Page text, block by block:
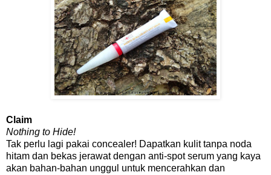
Claim
Nothing to Hide!
Tak perlu lagi pakai concealer! Dapatkan kulit tanpa noda
hitam dan bekas jerawat dengan anti-spot serum yang kaya
akan bahan-bahan unggul untuk mencerahkan dan